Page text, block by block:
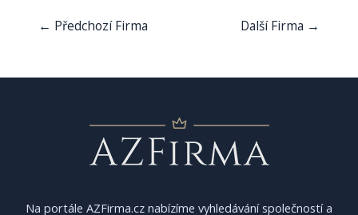
Navigace
← Předchozí Firma Další Firma →
Na portále AZFirma.cz nabízíme vyhledávání společností a